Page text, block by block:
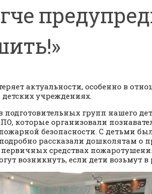
актуальности, особенно в
учреждениях.
подготовительных групп нашего
которые организовали
безопасности. С детьми
подробно рассказали дошколятам о
средствах
возникнуть, если дети возьмут